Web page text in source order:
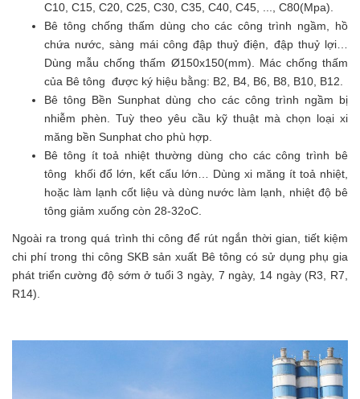
C10, C15, C20, C25, C30, C35, C40, C45, ..., C80(Mpa).
Bê tông chống thấm dùng cho các công trình ngầm, hồ
chứa nước, sàng mái công đập thuỷ điện, đập thuỷ lợi…
Dùng mẫu chống thấm Ø150x150(mm). Mác chống thấm
của Bê tông được ký hiệu bằng: B2, B4, B6, B8, B10, B12.
Bê tông Bền Sunphat dùng cho các công trình ngầm bị
nhiễm phèn. Tuỳ theo yêu cầu kỹ thuật mà chọn loại xi
măng bền Sunphat cho phù hợp.
Bê tông ít toả nhiệt thường dùng cho các công trình bê
tông khối đổ lớn, kết cấu lớn… Dùng xi măng ít toả nhiệt,
hoặc làm lạnh cốt liệu và dùng nước làm lạnh, nhiệt độ bê
tông giảm xuống còn 28-32oC.
Ngoài ra trong quá trình thi công để rút ngắn thời gian, tiết kiệm
chi phí trong thi công SKB sản xuất Bê tông có sử dụng phụ gia
phát triển cường độ sớm ở tuổi 3 ngày, 7 ngày, 14 ngày (R3, R7,
R14).